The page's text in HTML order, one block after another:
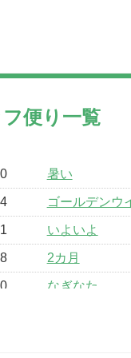
便り一覧
暑い
ゴールデンウ
いよいよ
2カ月
なぎなた